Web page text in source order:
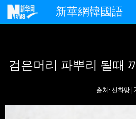
新華網韓國語
경제 사회
핫 TV
검은머리 파뿌리 될때
출처: 신화망 |